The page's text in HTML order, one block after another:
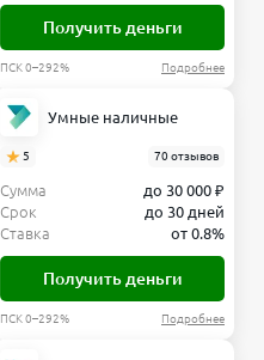
Получить деньги
ПСК 0–292% Подробнее
Умные наличные
5 70 отзывов
Сумма
до 30 000 ₽
Срок
до 30 дней
Ставка
от 0.8%
Получить деньги
ПСК 0–292% Подробнее